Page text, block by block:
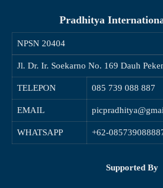
Pradhitya
NPSN 20404
Jl. Dr. Ir. Soekarno No. 169 Dauh
TELEPON 085 739 088 887
EMAIL
WHATSAPP +62-
Supported By